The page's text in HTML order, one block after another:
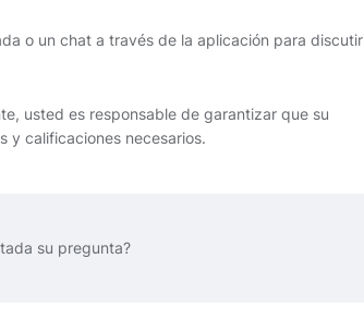
o un chat a través de la aplicación para discutir
usted es responsable de garantizar que su
y calificaciones necesarios.
su pregunta?